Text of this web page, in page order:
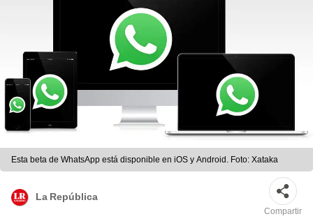
Esta beta de WhatsApp está disponible en iOS y Android. Foto: Xataka
La República
Compartir